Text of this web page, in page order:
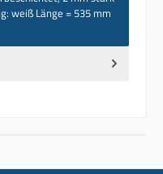
weiß Länge = 535 mm